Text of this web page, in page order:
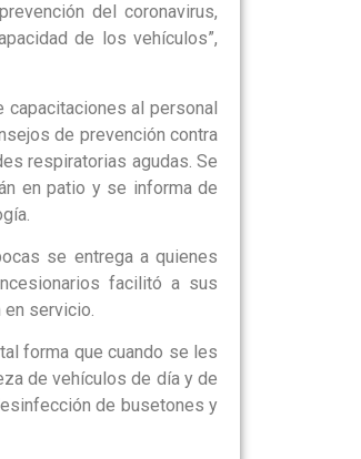
del coronavirus,
de los vehículos”,
al personal
de prevención contra
respiratorias agudas. Se
en patio y se informa de
se entrega a quienes
facilitó a sus
servicio.
forma que cuando se les
de vehículos de día y de
de busetones y